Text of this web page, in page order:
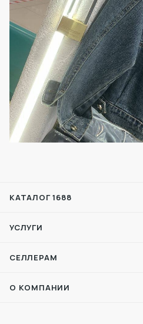
КАТАЛОГ 1688
УСЛУГИ
СЕЛЛЕРАМ
О КОМПАНИИ